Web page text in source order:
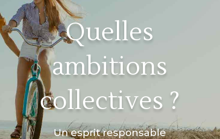
Quelles
ambitions
collectives ?
Un esprit responsable